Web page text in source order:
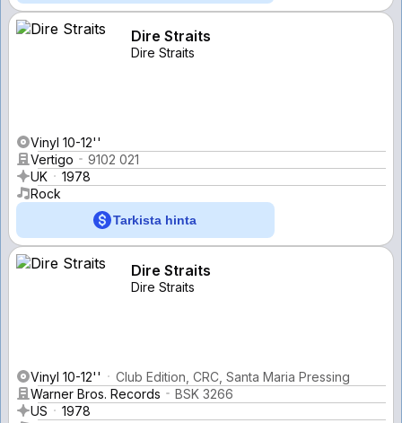
Dire Straits
Dire Straits
Vinyl 10-12''
Vertigo
9102 021
UK
1978
Rock
Tarkista hinta
Dire Straits
Dire Straits
Vinyl 10-12''
Club Edition, CRC, Santa Maria Pressing
Warner Bros. Records
BSK 3266
US
1978